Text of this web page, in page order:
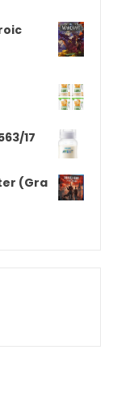
17
(Gra